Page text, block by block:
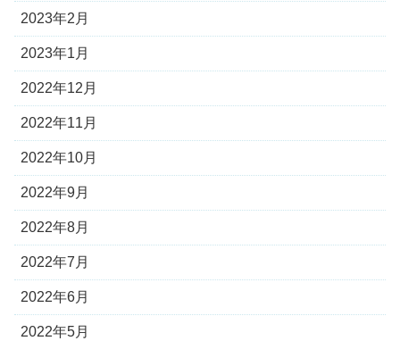
2023年2月
2023年1月
2022年12月
2022年11月
2022年10月
2022年9月
2022年8月
2022年7月
2022年6月
2022年5月